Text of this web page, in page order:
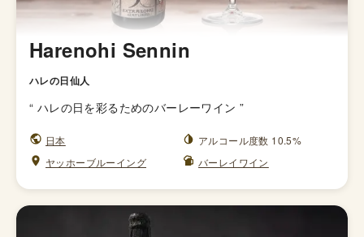
Harenohi Sennin
ハレの日仙人
“ ハレの日を彩るためのバーレーワイン ”
日本
アルコール度数 10.5%
ヤッホーブルーイング
バーレイワイン